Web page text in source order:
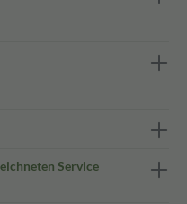
Service